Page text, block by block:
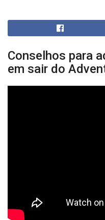
Conselhos para
em sair do